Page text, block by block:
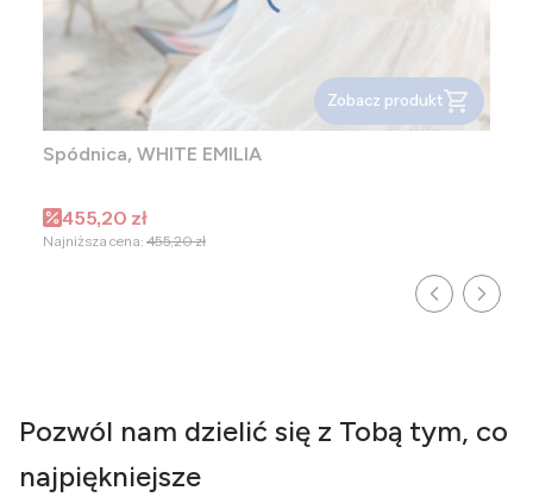
Zobacz produkt
Spódnica, WHITE EMILIA
Cena promocyjna
455,20 zł
Najniższa cena: 455,20 zł
Pozwól nam dzielić się z Tobą tym, co
najpiękniejsze